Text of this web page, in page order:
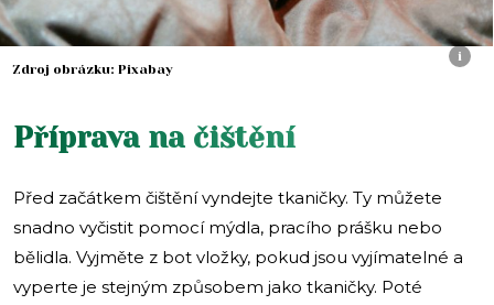
Zdroj obrázku: Pixabay
i
Příprava na čištění
Před začátkem čištění vyndejte tkaničky. Ty můžete
snadno vyčistit pomocí mýdla, pracího prášku nebo
bělidla. Vyjměte z bot vložky, pokud jsou vyjímatelné a
vyperte je stejným způsobem jako tkaničky. Poté